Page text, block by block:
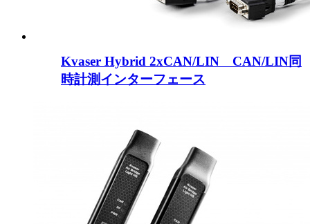
Kvaser Hybrid 2xCAN/LIN CAN/LIN同
時計測インターフェース